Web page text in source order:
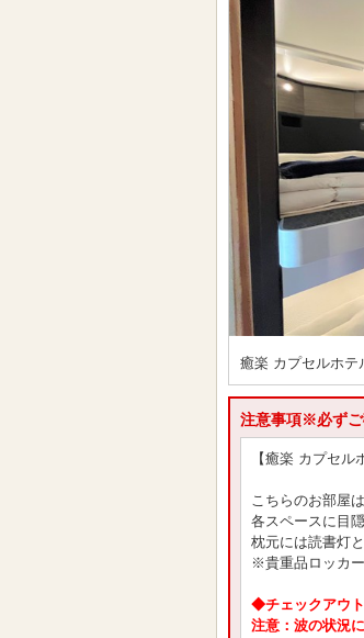
癒楽 カプセルホ
注意事項※必ずご
【癒楽 カプセル
こちらのお部屋
各スペースに目
枕元には読書灯
※貴重品ロッカ
◆チェックアウト
注意：波の状況